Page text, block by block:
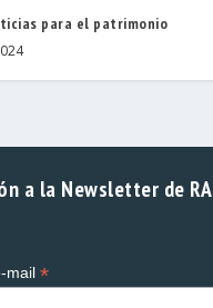
para el patrimonio
a la Newsletter de
mail *